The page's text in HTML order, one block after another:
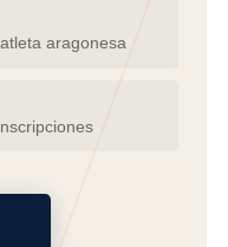
aragonesa